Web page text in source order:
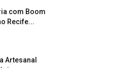
com Boom
Recife...
Artesanal